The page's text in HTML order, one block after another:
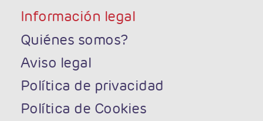
Información legal
Quiénes somos?
Aviso legal
Política de privacidad
Política de Cookies